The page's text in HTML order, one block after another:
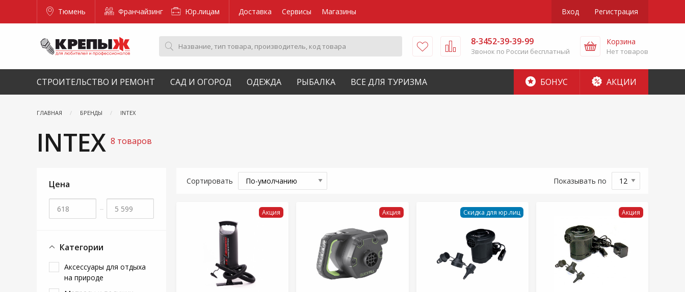
Тюмень Франчайзинг Юр.лицам Доставка Сервисы Магазины Вход Регистрация
8-3452-39-39-99
Звонок по России бесплатный
Корзина
Нет товаров
СТРОИТЕЛЬСТВО И РЕМОНТ САД И ОГОРОД ОДЕЖДА РЫБАЛКА ВСЕ ДЛЯ ТУРИЗМА БОНУС АКЦИИ
ГЛАВНАЯ БРЕНДЫ INTEX
INTEX 8 товаров
Цена
–
Категории
Аксессуары для отдыха
на природе
Сортировать Показывать по
Акция Акция Скидка для юр.лиц Акция